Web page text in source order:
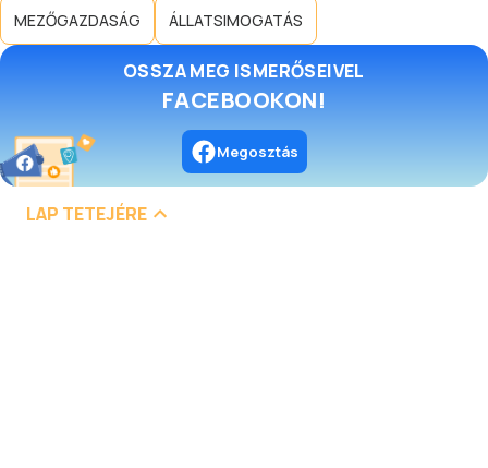
MEZŐGAZDASÁG ÁLLATSIMOGATÁS
OSSZA MEG ISMERŐSEIVEL
FACEBOOKON!
Megosztás
LAP TETEJÉRE